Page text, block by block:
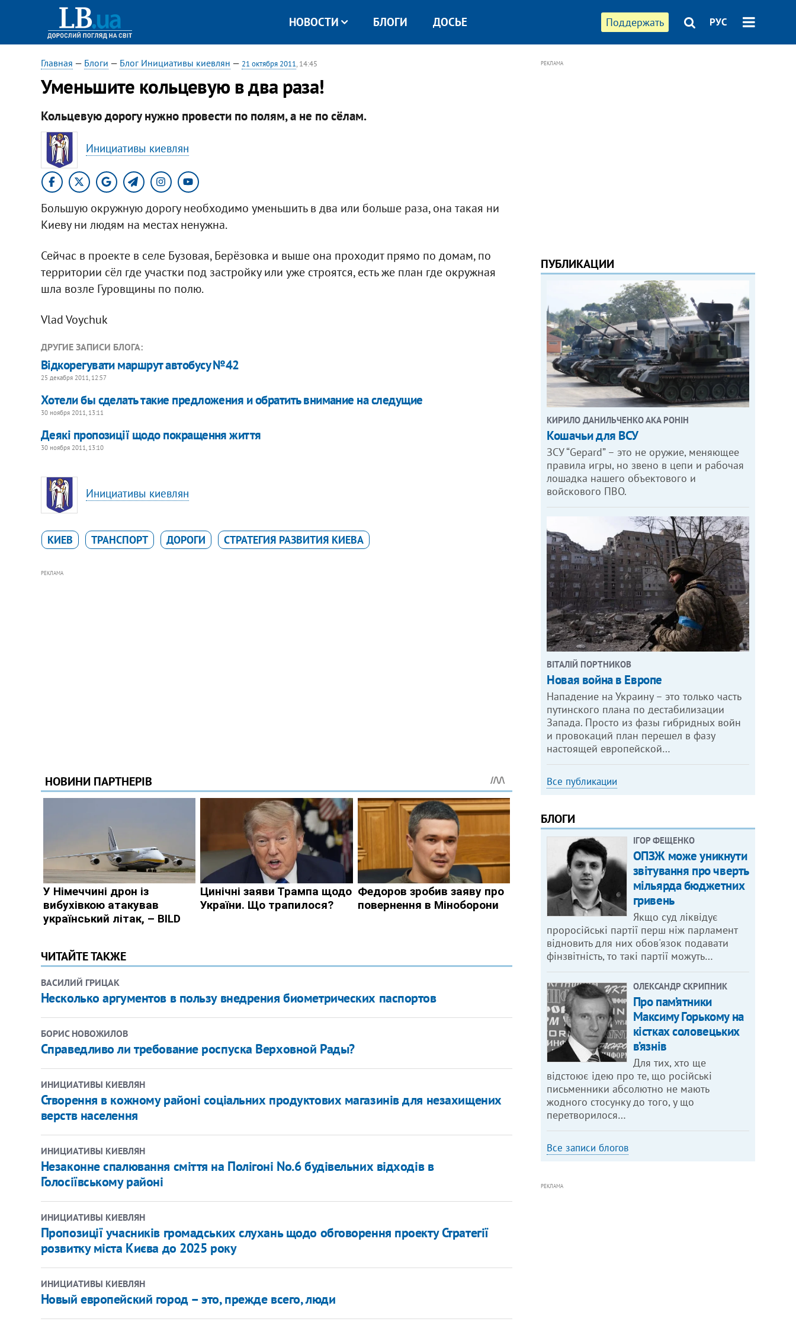
Поддержать РУС
НОВОСТИ БЛОГИ ДОСЬЕ
Главная — Блоги — Блог Инициативы киевлян — 21 октября 2011, 14:45
Уменьшите кольцевую в два раза!
Кольцевую дорогу нужно провести по полям, а не по сёлам.
Инициативы киевлян
Большую окружную дорогу необходимо уменьшить в два или больше раза, она такая ни
Киеву ни людям на местах ненужна.
Сейчас в проекте в селе Бузовая, Берёзовка и выше она проходит прямо по домам, по
территории сёл где участки под застройку или уже строятся, есть же план где окружная
шла возле Гуровщины по полю.
Vlad Voychuk
ДРУГИЕ ЗАПИСИ БЛОГА:
Відкорегувати маршрут автобусу №42
25 декабря 2011, 12:57
Хотели бы сделать такие предложения и обратить внимание на следущие
30 ноября 2011, 13:11
Деякі пропозиції щодо покращення життя
30 ноября 2011, 13:10
Инициативы киевлян
КИЕВ ТРАНСПОРТ ДОРОГИ СТРАТЕГИЯ РАЗВИТИЯ КИЕВА
РЕКЛАМА
ЧИТАЙТЕ ТАКЖЕ
ВАСИЛИЙ ГРИЦАК
Несколько аргументов в пользу внедрения биометрических паспортов
БОРИС НОВОЖИЛОВ
Справедливо ли требование роспуска Верховной Рады?
ИНИЦИАТИВЫ КИЕВЛЯН
Створення в кожному районі соціальних продуктових магазинів для незахищених
верств населення
ИНИЦИАТИВЫ КИЕВЛЯН
Незаконне спалювання сміття на Полігоні No.6 будівельних відходів в
Голосіївському районі
ИНИЦИАТИВЫ КИЕВЛЯН
Пропозиції учасників громадських слухань щодо обговорення проекту Стратегії
розвитку міста Києва до 2025 року
ИНИЦИАТИВЫ КИЕВЛЯН
Новый европейский город – это, прежде всего, люди
РЕКЛАМА
ПУБЛИКАЦИИ
КИРИЛО ДАНИЛЬЧЕНКО АКА РОНІН
Кошачьи для ВСУ
ЗСУ “Gepard” – это не оружие, меняющее
правила игры, но звено в цепи и рабочая
лошадка нашего объектового и
войскового ПВО.
ВІТАЛІЙ ПОРТНИКОВ
Новая война в Европе
Нападение на Украину – это только часть
путинского плана по дестабилизации
Запада. Просто из фазы гибридных войн
и провокаций план перешел в фазу
настоящей европейской…
Все публикации
БЛОГИ
ІГОР ФЕЩЕНКО
ОПЗЖ може уникнути
звітування про чверть
мільярда бюджетних
гривень
Якщо суд ліквідує
проросійські партії перш ніж парламент
відновить для них обов'язок подавати
фінзвітність, то такі партії можуть…
ОЛЕКСАНДР СКРИПНИК
Про пам’ятники
Максиму Горькому на
кістках соловецьких
в’язнів
Для тих, хто ще
відстоює ідею про те, що російські
письменники абсолютно не мають
жодного стосунку до того, у що
перетворилося…
Все записи блогов
РЕКЛАМА